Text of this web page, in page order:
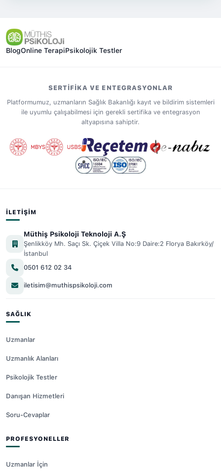
BlogOnline TerapiPsikolojik Testler
SERTIFIKA VE ENTEGRASYONLAR
Platformumuz, uzmanların Sağlık Bakanlığı kayıt ve bildirim sistemleri
ile uyumlu çalışabilmesi için gerekli sertifika ve entegrasyon
altyapısına sahiptir.
İLETIŞIM
Müthiş Psikoloji Teknoloji A.Ş
Şenlikköy Mh. Saçı Sk. Çiçek Villa No:9 Daire:2 Florya Bakırköy/
İstanbul
0501 612 02 34
iletisim@muthispsikoloji.com
SAĞLIK
Uzmanlar
Uzmanlık Alanları
Psikolojik Testler
Danışan Hizmetleri
Soru-Cevaplar
PROFESYONELLER
Uzmanlar İçin